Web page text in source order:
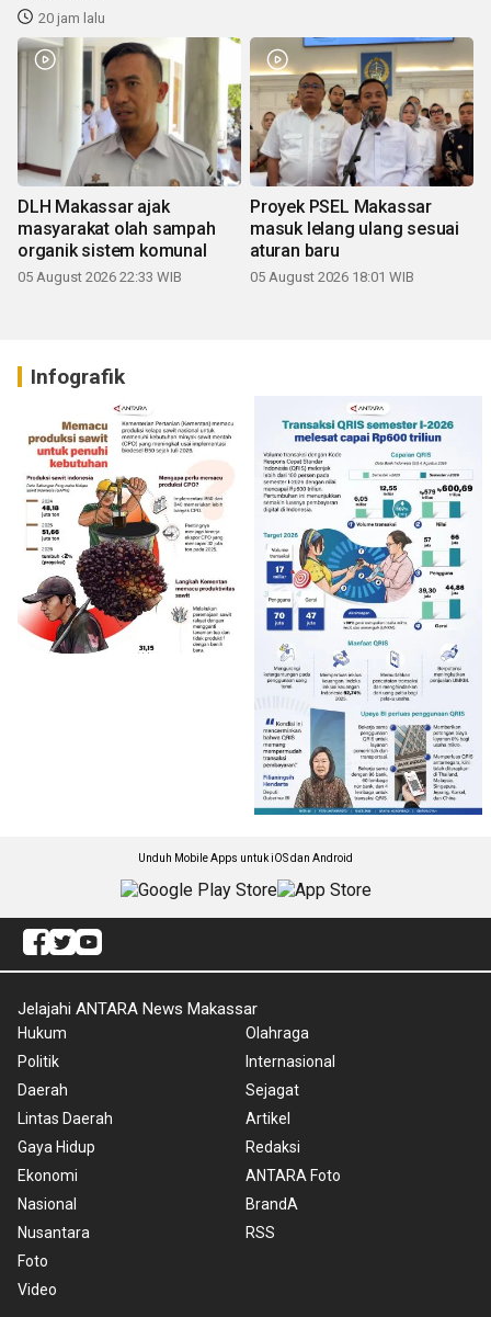
20 jam lalu
DLH Makassar ajak
masyarakat olah sampah
organik sistem komunal
05 August 2026 22:33 WIB
Proyek PSEL Makassar
masuk lelang ulang sesuai
aturan baru
05 August 2026 18:01 WIB
Infografik
Unduh Mobile Apps untuk iOS dan Android
Jelajahi ANTARA News Makassar
Hukum
Politik
Daerah
Lintas Daerah
Gaya Hidup
Ekonomi
Nasional
Nusantara
Foto
Video
Olahraga
Internasional
Sejagat
Artikel
Redaksi
ANTARA Foto
BrandA
RSS